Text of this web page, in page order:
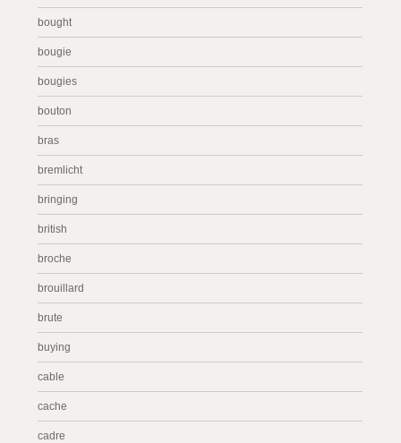
bought
bougie
bougies
bouton
bras
bremlicht
bringing
british
broche
brouillard
brute
buying
cable
cache
cadre